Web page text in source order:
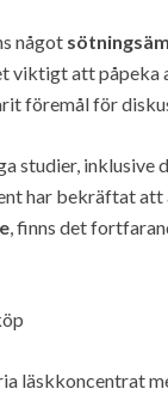
något
viktigt att påpeka
föremål för
studier, inklusive
har bekräftat att
, finns det
läskkoncentrat